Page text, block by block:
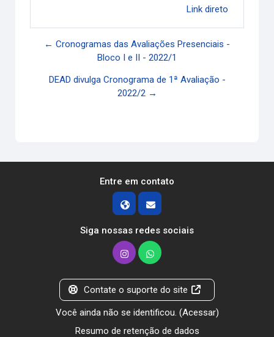
Link direto
← Cronogramas das Avaliações Presenciais -
Bloco I e II - 2022/1
DEAD divulga Cronograma de 1ª Avaliação -
2022/2 →
Entre em contato
Siga nossas redes sociais
Contate o suporte do site
Você ainda não se identificou. (Acessar)
Resumo de retenção de dados